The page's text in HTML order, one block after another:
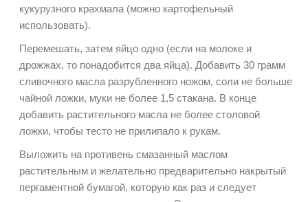
кукурузного крахмала (можно картофельный
использовать).
Перемешать, затем яйцо одно (если на молоке и
дрожжах, то понадобится два яйца). Добавить 30 грамм
сливочного масла разрубленного ножом, соли не больше
чайной ложки, муки не более 1,5 стакана. В конце
добавить растительного масла не более столовой
ложки, чтобы тесто не прилипало к рукам.
Выложить на противень смазанный маслом
растительным и желательно предварительно накрытый
пергаментной бумагой, которую как раз и следует